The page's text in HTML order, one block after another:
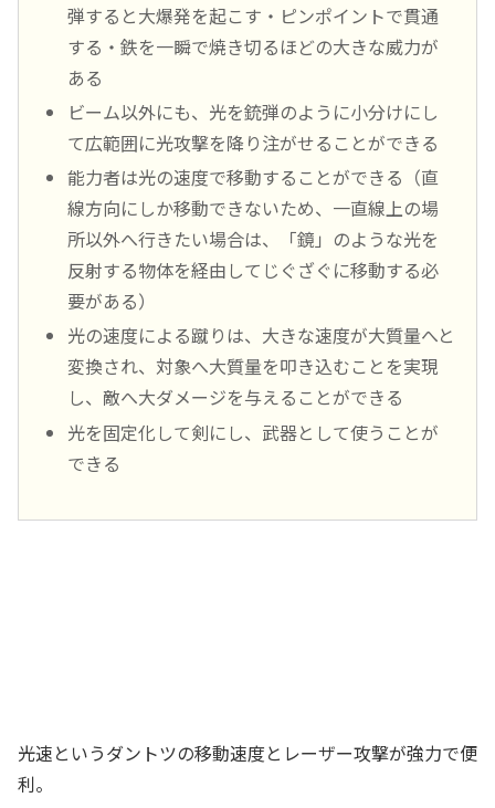
弾すると大爆発を起こす・ピンポイントで貫通
する・鉄を一瞬で焼き切るほどの大きな威力が
ある
ビーム以外にも、光を銃弾のように小分けにし
て広範囲に光攻撃を降り注がせることができる
能力者は光の速度で移動することができる（直
線方向にしか移動できないため、一直線上の場
所以外へ行きたい場合は、「鏡」のような光を
反射する物体を経由してじぐざぐに移動する必
要がある）
光の速度による蹴りは、大きな速度が大質量へと
変換され、対象へ大質量を叩き込むことを実現
し、敵へ大ダメージを与えることができる
光を固定化して剣にし、武器として使うことが
できる
光速というダントツの移動速度とレーザー攻撃が強力で便
利。